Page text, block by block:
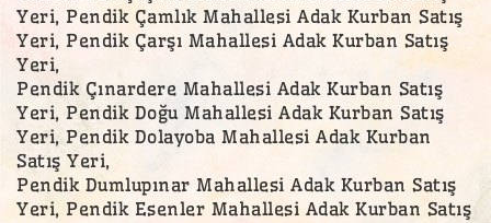
Yeri, Pendik Çamlık Mahallesi Adak Kurban Satış
Yeri, Pendik Çarşı Mahallesi Adak Kurban Satış
Yeri,
Pendik Çınardere Mahallesi Adak Kurban Satış
Yeri, Pendik Doğu Mahallesi Adak Kurban Satış
Yeri, Pendik Dolayoba Mahallesi Adak Kurban
Satış Yeri,
Pendik Dumlupınar Mahallesi Adak Kurban Satış
Yeri, Pendik Esenler Mahallesi Adak Kurban Satış